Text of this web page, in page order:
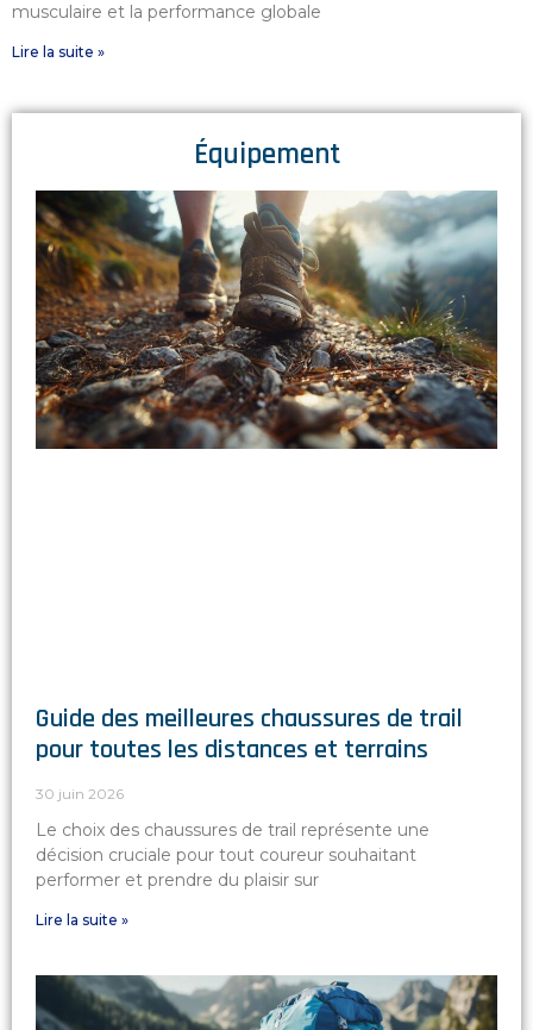
musculaire et la performance globale
Lire la suite »
Équipement
Guide des meilleures chaussures de trail
pour toutes les distances et terrains
30 juin 2026
Le choix des chaussures de trail représente une
décision cruciale pour tout coureur souhaitant
performer et prendre du plaisir sur
Lire la suite »